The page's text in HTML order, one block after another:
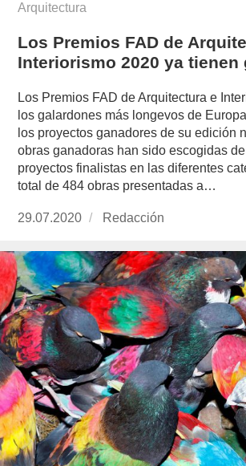
Arquitectura
Los Premios FAD de
Interiorismo 2020 ya tienen
Los Premios FAD de Arquitectura e
los galardones más longevos de
los proyectos ganadores de su edición
obras ganadoras han sido escogidas
proyectos finalistas en las diferentes
total de 484 obras presentadas a…
Publicado
29.07.2020 https://
Redacción